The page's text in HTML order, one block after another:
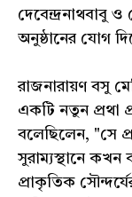
দেবেন্দ্রনাথবাবু
অনুষ্ঠানের যোগ
রাজনারায়ণ বসু
একটি নতুন প্রথা
বলেছিলেন, "সে
সুরাম্যস্থানে
প্রাকৃতিক